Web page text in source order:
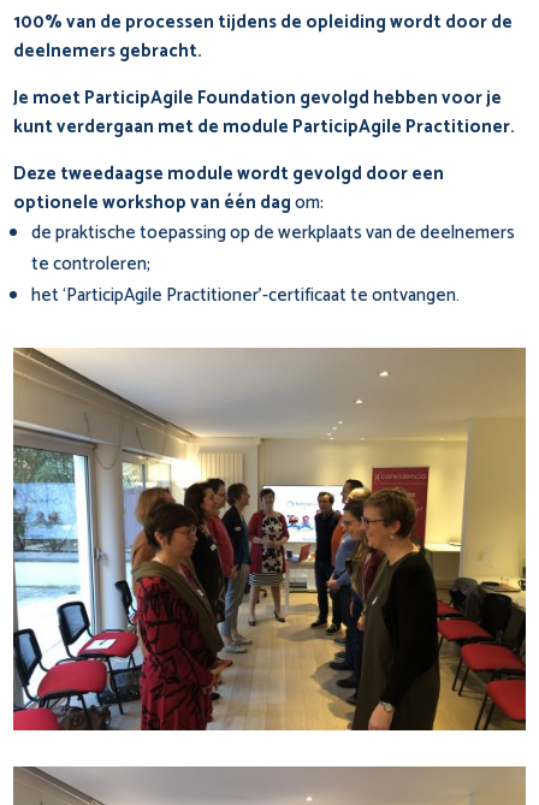
100% van de processen tijdens de opleiding wordt door de
deelnemers gebracht.
Je moet ParticipAgile Foundation gevolgd hebben voor je
kunt verdergaan met de module ParticipAgile Practitioner.
Deze tweedaagse module wordt gevolgd door een
optionele workshop van één dagom:
de praktische toepassing op de werkplaats van de deelnemers
te controleren;
het ‘ParticipAgile Practitioner’-certificaat te ontvangen.